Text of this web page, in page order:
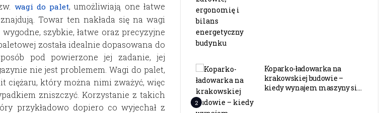
wagi do palet, umożliwiają one łatwe
Towar ten nakłada się na wagi
szybkie, łatwe oraz precyzyjne
została idealnie dopasowana do
pod powierzone jej zadanie, jej
nie jest problemem. Wagi do palet,
ciężaru, który można nimi zważyć, więc
zniszczyć. Korzystanie z takich
przykładowo dopiero co wyjechał z
2
Koparko-ładowarka na
krakowskiej budowie –
kiedy wynajem maszyny się